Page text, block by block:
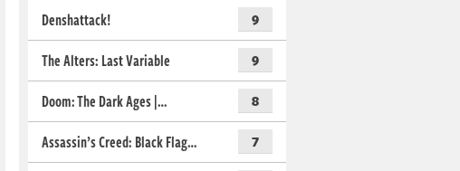
Denshattack! 9
The Alters: Last Variable 9
Doom: The Dark Ages |… 8
Assassin’s Creed: Black Flag… 7